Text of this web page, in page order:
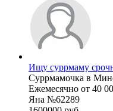
Ищу суррмаму
Суррмамочка в
Ежемесячно от 40
Яна №62289